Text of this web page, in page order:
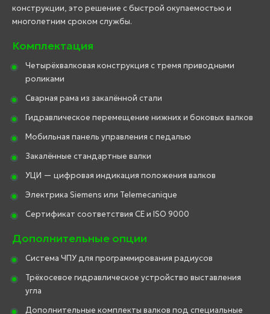
конструкции, это решение с быстрой окупаемостью и
многолетним сроком службы.
Комплектация
Четырёхвалковая конструкция с тремя приводными
роликами
Сварная рама из закалённой стали
Гидравлическое перемещение нижних и боковых валков
Мобильная панель управления с педалью
Закалённые стандартные валки
УЦИ — цифровая индикация положения валков
Электрика Siemens или Telemecanique
Сертификат соответствия CE и ISO 9000
Дополнительные опции
Система ЧПУ для программирования радиусов
Трёхосевое гидравлическое устройство выставления
угла
Дополнительные комплекты валков под специальные